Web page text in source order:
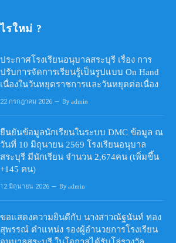
รใหม่ ?
ประกาศโรงเรียนอนุบาลสระบุรี เรื่อง การ
ปรับการจัดการเรียนรู้เป็นรูปแบบ On Hand
เนื่องในวันหยุดราชการและวันหยุดต่อเนื่อง
22 กรกฎาคม 2026 By admin
ยืนยันข้อมูลนักเรียนในระบบ DMC ข้อมูล ณ
วันที่ 10 มิถุนายน 2569 โรงเรียนอนุบาล
สระบุรี มีนักเรียน จำนวน 2,674คน (เพิ่มขึ้น
+145 คน)
12 มิถุนายน 2026 By admin
ขอแสดงความยินดีกับ นางสาวณัฐนันท์ ทอง
สุพรรณ์ ตำแหน่ง รองผู้อำนวยการโรงเรียน